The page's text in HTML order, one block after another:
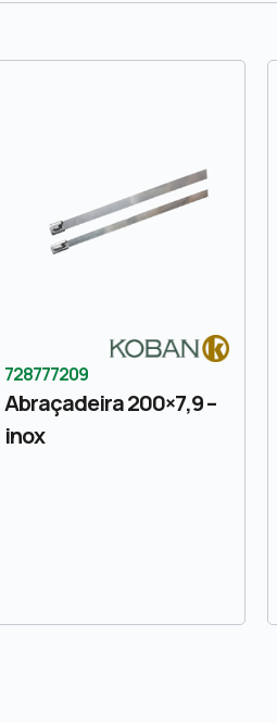
728777209
Abraçadeira 200×7,9 –
inox